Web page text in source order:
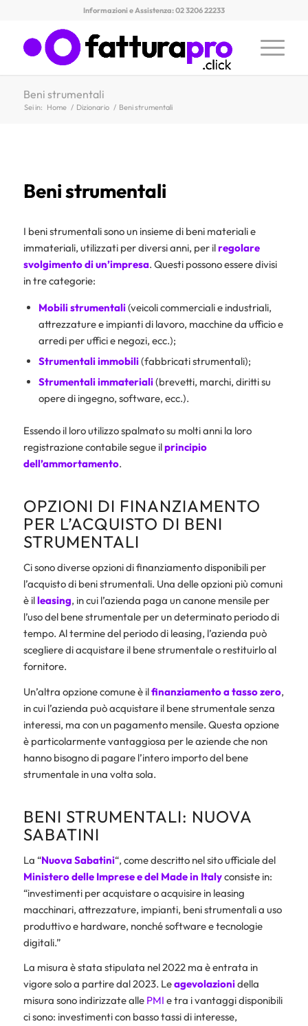
Informazioni e Assistenza: 02 3206 22233
Beni strumentali
Sei in: Home / Dizionario / Beni strumentali
Beni strumentali
I beni strumentali sono un insieme di beni materiali e
immateriali, utilizzati per diversi anni, per ilregolare
svolgimento di un’impresa. Questi possono essere divisi
in tre categorie:
Mobili strumentali(veicoli commerciali e industriali,
attrezzature e impianti di lavoro, macchine da ufficio e
arredi per uffici e negozi, ecc.);
Strumentali immobili(fabbricati strumentali);
Strumentali immateriali(brevetti, marchi, diritti su
opere di ingegno, software, ecc.).
Essendo il loro utilizzo spalmato su molti anni la loro
registrazione contabile segue ilprincipio
dell’ammortamento.
OPZIONI DI FINANZIAMENTO
PER L’ACQUISTO DI BENI
STRUMENTALI
Ci sono diverse opzioni di finanziamento disponibili per
l’acquisto di beni strumentali. Una delle opzioni più comuni
è illeasing, in cui l’azienda paga un canone mensile per
l’uso del bene strumentale per un determinato periodo di
tempo. Al termine del periodo di leasing, l’azienda può
scegliere di acquistare il bene strumentale o restituirlo al
fornitore.
Un’altra opzione comune è ilfinanziamento a tasso zero,
in cui l’azienda può acquistare il bene strumentale senza
interessi, ma con un pagamento mensile. Questa opzione
è particolarmente vantaggiosa per le aziende che non
hanno bisogno di pagare l’intero importo del bene
strumentale in una volta sola.
BENI STRUMENTALI: NUOVA
SABATINI
La “Nuova Sabatini“, come descritto nel sito ufficiale del
Ministero delle Imprese e del Made in Italyconsiste in:
“investimenti per acquistare o acquisire in leasing
macchinari, attrezzature, impianti, beni strumentali a uso
produttivo e hardware, nonché software e tecnologie
digitali.”
La misura è stata stipulata nel 2022 ma è entrata in
vigore solo a partire dal 2023. Leagevolazionidella
misura sono indirizzate alle PMI e tra i vantaggi disponibili
ci sono: investimenti con basso tassi di interesse,